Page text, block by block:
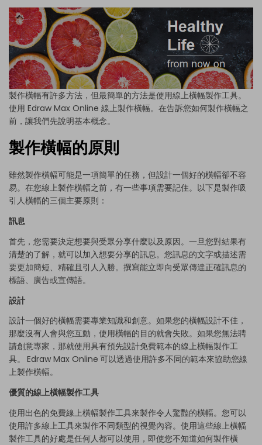
製作橫幅有許多方法，但最簡單的方法是使用線上橫幅製作工具。
使用 Edraw Max Online 線上製作橫幅。在告訴您如何製作橫幅之
前，讓我們先說明基本概念。
製作橫幅的原則
雖然製作橫幅可能是一項簡單的任務，但設計一個好的橫幅卻不容
易。在您線上製作橫幅之前，有一些事項需要記住。以下是製作吸
引人橫幅的三個主要原則：
訊息
首先，您需要決定想要與受眾分享什麼以及原因。一旦您對結果有
清楚的了解，就可以加入想要分享的訊息。您訊息的文字或描述需
要更加簡短、精確且引人入勝。撰寫能立即向受眾傳達正確訊息的
標語、廣告或宣傳語。
設計
設計一個好的橫幅需要專業知識和創意。如果您的橫幅設計不佳，
那麼沒有人會與您互動，使用橫幅的目的就會失敗。如果您無法聘
請創意專家，那就使用具有預先設計免費範本的線上橫幅製作工
具。 Edraw Max Online 可以透過使用許多不同的範本來協助您線
上製作橫幅。
優質的線上橫幅製作工具
使用出色的免費線上橫幅製作工具來製作令人驚豔的橫幅。您可以
使用許多線上工具來製作不同類型的視覺內容。使用這些線上橫幅
製作工具的好處是任何人都可以使用，即使您不知道如何製作橫